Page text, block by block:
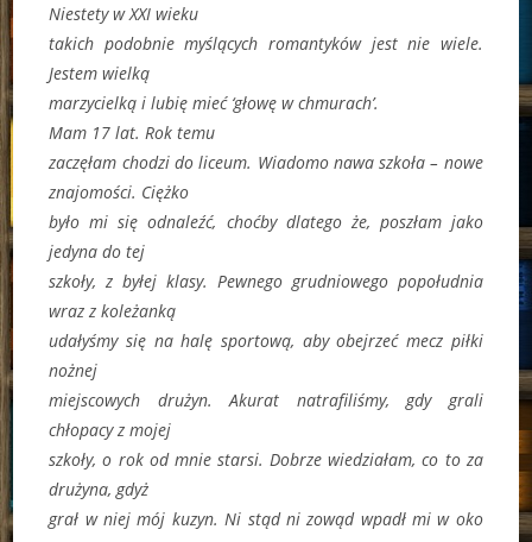
Niestety w XXI wieku
takich podobnie myślących romantyków jest nie wiele.
Jestem wielką
marzycielką i lubię mieć ‘głowę w chmurach’.
Mam 17 lat. Rok temu
zaczęłam chodzi do liceum. Wiadomo nawa szkoła – nowe
znajomości. Ciężko
było mi się odnaleźć, choćby dlatego że, poszłam jako
jedyna do tej
szkoły, z byłej klasy. Pewnego grudniowego popołudnia
wraz z koleżanką
udałyśmy się na halę sportową, aby obejrzeć mecz piłki
nożnej
miejscowych drużyn. Akurat natrafiliśmy, gdy grali
chłopacy z mojej
szkoły, o rok od mnie starsi. Dobrze wiedziałam, co to za
drużyna, gdyż
grał w niej mój kuzyn. Ni stąd ni zowąd wpadł mi w oko